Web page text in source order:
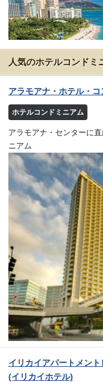
人気のホテルコンドミ
アラモアナ・ホテル・コ
ホテルコンドミニアム
アラモアナ・センターに
ニアム
イリカイアパートメン
(イリカイホテル)